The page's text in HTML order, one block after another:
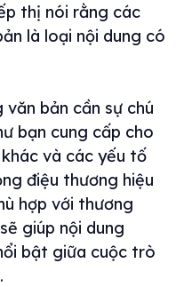
thị nói rằng các
là loại nội dung có
văn bản cần sự chú
bạn cung cấp cho
và các yếu tố
điệu thương hiệu
hợp với thương
giúp nội dung
bật giữa cuộc trò